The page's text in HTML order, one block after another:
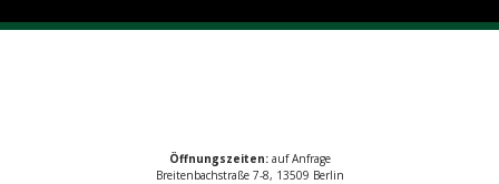
Öffnungszeiten:auf Anfrage
Breitenbachstraße 7-8, 13509 Berlin